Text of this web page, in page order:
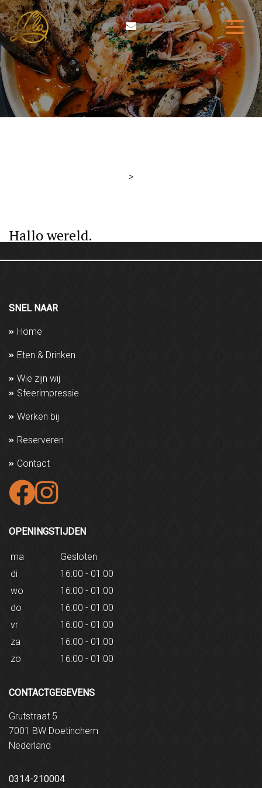
HOME
ETEN & DRINKEN
WIE ZIJN WIJ
CONTACT
0314-210004
>
Hallo wereld.
SNEL NAAR
Home
Eten & Drinken
Wie zijn wij
Sfeerimpressie
Werken bij
Reserveren
Contact
OPENINGSTIJDEN
ma
Gesloten
di
16:00 - 01:00
wo
16:00 - 01:00
do
16:00 - 01:00
vr
16:00 - 01:00
za
16:00 - 01:00
zo
16:00 - 01:00
CONTACTGEGEVENS
Grutstraat 5
7001 BW Doetinchem
Nederland
0314-210004